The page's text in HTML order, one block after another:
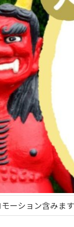
モーション含みま